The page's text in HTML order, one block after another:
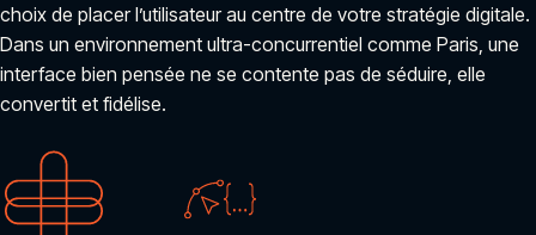
choix de placer l’utilisateur au centre de votre stratégie digitale.
Dans un environnement ultra-concurrentiel comme Paris, une
interface bien pensée ne se contente pas de séduire, elle
convertit et fidélise.